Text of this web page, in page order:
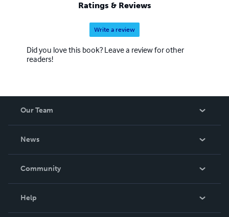
Ratings & Reviews
Write a review
Did you love this book? Leave a review for other
readers!
Our Team
News
In The News
Community
Help